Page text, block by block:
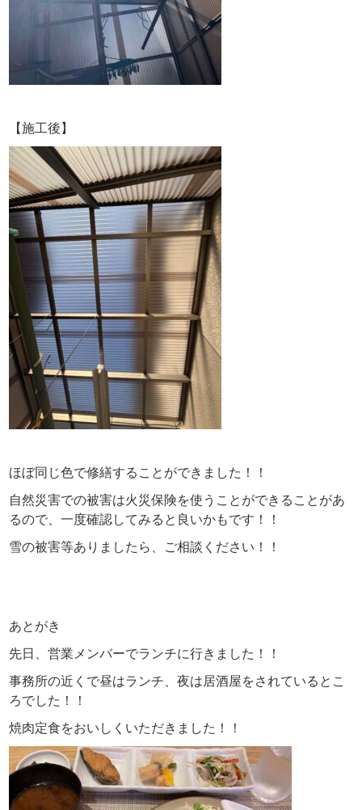
【施工後】
ほぼ同じ色で修繕することができました！！
自然災害での被害は火災保険を使うことができることがあ
るので、一度確認してみると良いかもです！！
雪の被害等ありましたら、ご相談ください！！
あとがき
先日、営業メンバーでランチに行きました！！
事務所の近くで昼はランチ、夜は居酒屋をされているとこ
ろでした！！
焼肉定食をおいしくいただきました！！